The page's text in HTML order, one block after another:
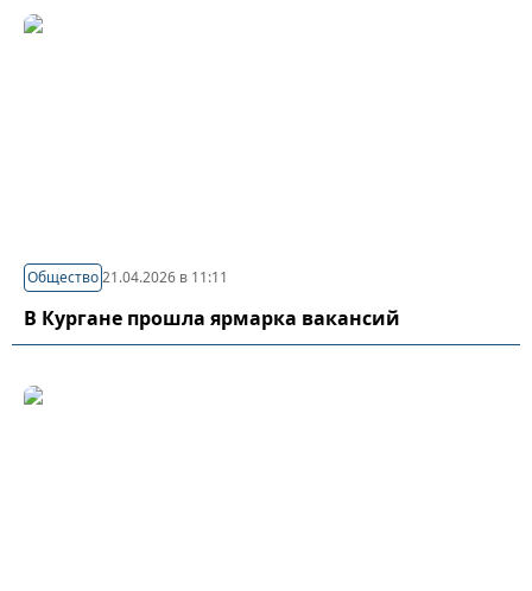
Общество21.04.2026 в 11:11
В Кургане прошла ярмарка вакансий